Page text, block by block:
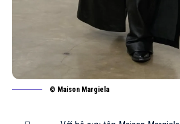
© Maison Margiela